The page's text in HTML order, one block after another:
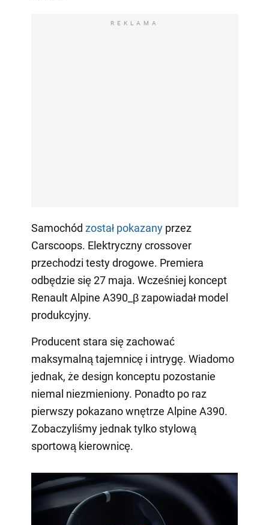
REKLAMA
Samochód został pokazanyprzez
Carscoops. Elektryczny crossover
przechodzi testy drogowe. Premiera
odbędzie się 27 maja. Wcześniej koncept
Renault Alpine A390_β zapowiadał model
produkcyjny.
Producent stara się zachować
maksymalną tajemnicę i intrygę. Wiadomo
jednak, że design konceptu pozostanie
niemal niezmieniony. Ponadto po raz
pierwszy pokazano wnętrze Alpine A390.
Zobaczyliśmy jednak tylko stylową
sportową kierownicę.